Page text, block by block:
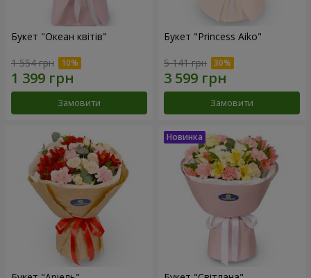
Букет "Океан квітів"
1 554 грн
Замовити
Букет "Princess Aiko"
5 141 грн
Замовити